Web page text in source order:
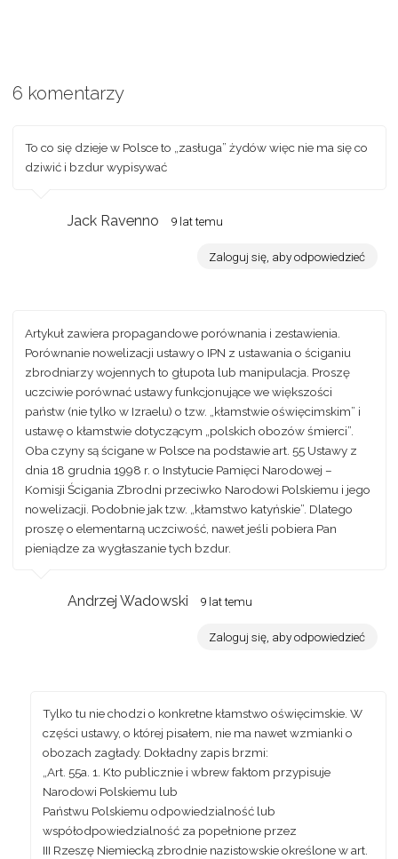
6 komentarzy
To co się dzieje w Polsce to „zasługa” żydów więc nie ma się co
dziwić i bzdur wypisywać
Jack Ravenno 9 lat temu
Zaloguj się, aby odpowiedzieć
Artykuł zawiera propagandowe porównania i zestawienia.
Porównanie nowelizacji ustawy o IPN z ustawania o ściganiu
zbrodniarzy wojennych to głupota lub manipulacja. Proszę
uczciwie porównać ustawy funkcjonujące we większości
państw (nie tylko w Izraelu) o tzw. „kłamstwie oświęcimskim” i
ustawę o kłamstwie dotyczącym „polskich obozów śmierci”.
Oba czyny są ścigane w Polsce na podstawie art. 55 Ustawy z
dnia 18 grudnia 1998 r. o Instytucie Pamięci Narodowej –
Komisji Ścigania Zbrodni przeciwko Narodowi Polskiemu i jego
nowelizacji. Podobnie jak tzw. „kłamstwo katyńskie”. Dlatego
proszę o elementarną uczciwość, nawet jeśli pobiera Pan
pieniądze za wygłaszanie tych bzdur.
Andrzej Wadowski 9 lat temu
Zaloguj się, aby odpowiedzieć
Tylko tu nie chodzi o konkretne kłamstwo oświęcimskie. W
części ustawy, o której pisałem, nie ma nawet wzmianki o
obozach zagłady. Dokładny zapis brzmi:
„Art. 55a. 1. Kto publicznie i wbrew faktom przypisuje
Narodowi Polskiemu lub
Państwu Polskiemu odpowiedzialność lub
współodpowiedzialność za popełnione przez
III Rzeszę Niemiecką zbrodnie nazistowskie określone w art.